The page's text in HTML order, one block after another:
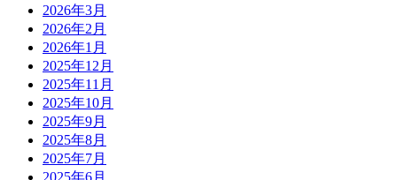
2026年3月
2026年2月
2026年1月
2025年12月
2025年11月
2025年10月
2025年9月
2025年8月
2025年7月
2025年6月